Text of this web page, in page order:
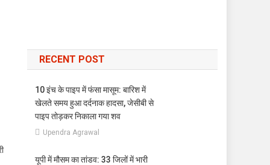
RECENT POST
10 इंच के पाइप में फंसा मासूम: बारिश में
खेलते समय हुआ दर्दनाक हादसा, जेसीबी से
पाइप तोड़कर निकाला गया शव
Upendra Agrawal
यूपी में मौसम का तांडव: 33 जिलों में भारी